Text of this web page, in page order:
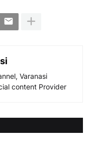
Varanasi
content Provider